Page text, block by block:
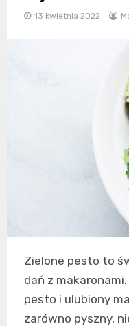
13 kwietnia 2022
Zielone pesto to
dań z
pesto i ulubiony
zarówno pyszny,